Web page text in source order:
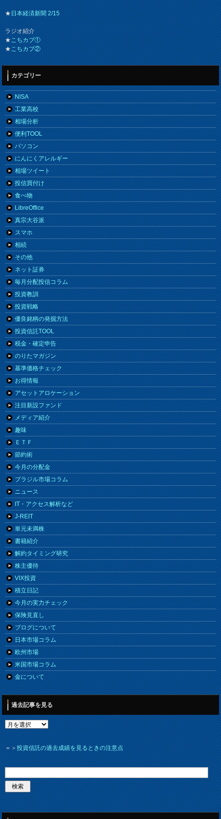
★日本経済新聞 2/15
ラジオ紹介
★こちカブ①
★こちカブ②
カテゴリー
NISA
工業高校
相場分析
便利TOOL
パソコン
にんにくアレルギー
相場ツイート
投信買付け
食べ物
LibreOffice
真宗大谷派
スマホ
相続
その他
ネット証券
毎月分配投信コラム
投資教訓
投資戦略
優良銘柄の発掘方法
投資信託TOOL
税金・確定申告
のりたマガジン
基準価格チェック
お得情報
アセットアロケーション
注目新設ファンド
メディア紹介
趣味
ＥＴＦ
節約術
今月の分配金
ブラジル市場コラム
ニュース
IT・アクセス解析など
J-REIT
単元未満株
書籍紹介
解約タイミング研究
株主優待
VIX投資
積立日記
今月の実力チェック
保険見直し
ブログについて
日本市場コラム
欧州市場
米国市場コラム
金について
過去記事を見る
＝＞投資信託の過去成績を見るときの注意点